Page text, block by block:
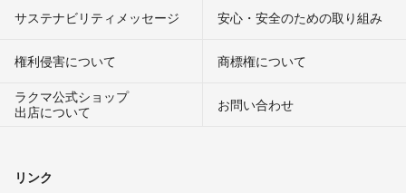
サステナビリティメッセージ 安心・安全のための取り組み
権利侵害について
商標権について
ラクマ公式ショップ
出店について
お問い合わせ
リンク